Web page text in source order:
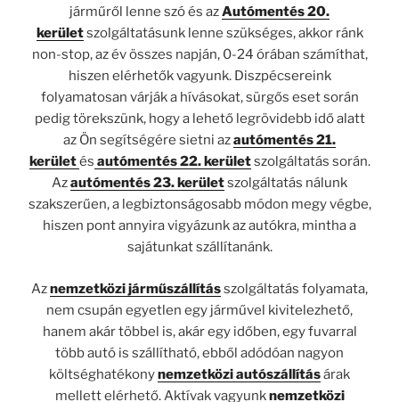
járműről lenne szó és azAutómentés 20.
kerületszolgáltatásunk lenne szükséges, akkor ránk
non-stop, az év összes napján, 0-24 órában számíthat,
hiszen elérhetők vagyunk. Diszpécsereink
folyamatosan várják a hívásokat, sürgős eset során
pedig törekszünk, hogy a lehető legrövidebb idő alatt
az Ön segítségére sietni azautómentés 21.
kerületés autómentés 22. kerületszolgáltatás során.
Azautómentés 23. kerületszolgáltatás nálunk
szakszerűen, a legbiztonságosabb módon megy végbe,
hiszen pont annyira vigyázunk az autókra, mintha a
sajátunkat szállítanánk.
Aznemzetközi járműszállításszolgáltatás folyamata,
nem csupán egyetlen egy járművel kivitelezhető,
hanem akár többel is, akár egy időben, egy fuvarral
több autó is szállítható, ebből adódóan nagyon
költséghatékonynemzetközi autószállításárak
mellett elérhető. Aktívak vagyunknemzetközi